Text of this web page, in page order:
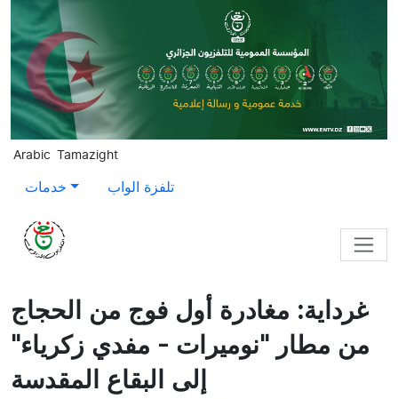
Skip to main content
Arabic Tamazight
خدمات تلفزة الواب
غرداية: مغادرة أول فوج من الحجاج
من مطار "نوميرات - مفدي زكرياء"
إلى البقاع المقدسة